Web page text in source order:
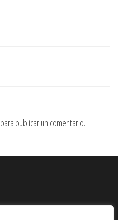
para publicar un comentario.